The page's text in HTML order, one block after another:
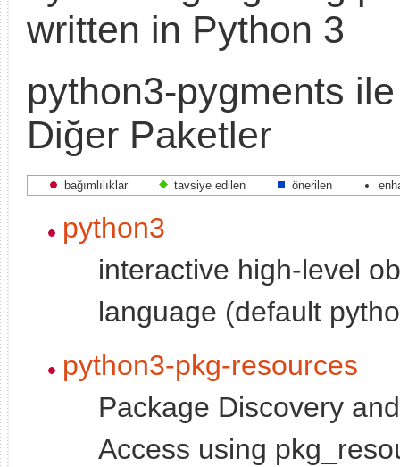
written in Python 3
python3-pygments
Diğer Paketler
bağımlılıklar tavsiye edilen önerilen
python3
interactive high-level
language (default
python3-pkg-resources
Package Discovery
Access using